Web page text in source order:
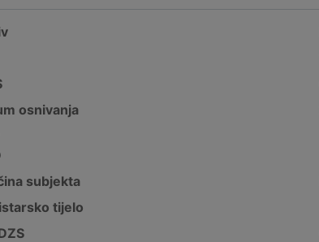
osnivanja
subjekta
tijelo